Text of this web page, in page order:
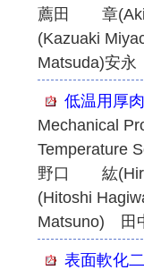
薦田 章
(Kazuaki
Matsuda)安
低温用厚
Mechanical
Temperature
野口 紘
(Hitoshi
Matsuno) 田
表面軟化